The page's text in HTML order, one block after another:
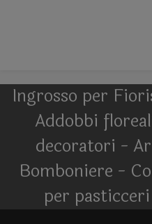
Ingrosso per
Addobbi
decoratori -
Bomboniere -
per